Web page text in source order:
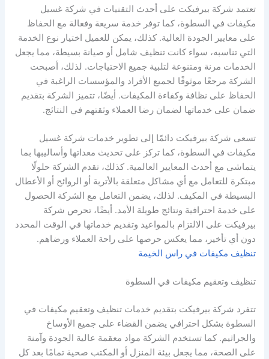
تعتمد شركة بيرفيكت على أحدث التقنيات في شركة غسيل
مكيفات في السطوة، كما توفر خدمة سريعة وفعالة مع الحفاظ
على معايير الجودة العالية. كذلك، يمكن للعميل اختيار نوع الخدمة
التي تناسبه، سواء كانت تنظيف شامل أو صيانة بسيطة، مما يجعل
الخدمات مرنة ومتنوعة لتلبية جميع الاحتياجات. لذلك، أصبحت
الشركة مرجعًا موثوقًا لجميع الأفراد والمؤسسات الراغبة في
الحفاظ على نظافة وكفاءة المكيفات. أيضًا، تتميز الشركة بتقديم
ضمان على خدماتها لضمان رضا العملاء وثقتهم في النتائج.
تسعى شركة بيرفيكت دائمًا إلى تطوير خدمات شركة غسيل
مكيفات في السطوة، كما تركز على تحديث معداتها وأساليبها بما
يتماشى مع أحدث المعايير العالمية. كذلك، تقدم الشركة حلولًا
مبتكرة للتعامل مع أي مشاكل متعلقة بالأتربة أو الروائح أو الأعطال
البسيطة في المكيف. لذلك، يضمن التعامل مع الشركة الحصول
على خدمة احترافية ونتائج طويلة الأمد. أيضًا، تحرص شركة
بيرفيكت على الالتزام بالمواعيد وتقديم خدماتها في الوقت المحدد
دون أي تأخير، مما يعكس حرصها على راحة العملاء ورضاهم.
تنظيف مكيفات في راس الخيمة
تنظيف وتعقيم مكيفات في السطوة
تتفرد شركة بيرفيكت بتقديم خدمات تنظيف وتعقيم مكيفات في
السطوة بشكل احترافي يضمن القضاء على جميع الأوساخ
والجراثيم. كما تستخدم الشركة مواد معقمة عالية الجودة وآمنة
على الصحة، مما يجعل بيئة المنزل أو المكتب صحية تمامًا بعد كل